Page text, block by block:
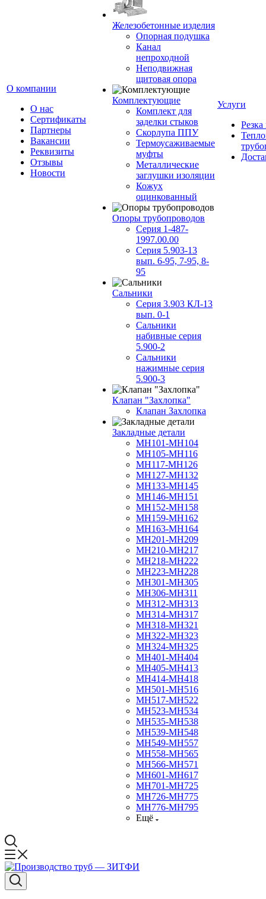
О компании
О нас
Сертификаты
Партнеры
Вакансии
Реквизиты
Отзывы
Новости
Железобетонные изделия
Опорная подушка
Канал
непроходной
Неподвижная
щитовая опора
Комплектующие
Комплект для
заделки стыков
Скорлупа ППУ
Термоусаживаемые
муфты
Металлические
заглушки изоляции
Кожух
оцинкованный
Опоры трубопроводов
Серия 1-487-
1997.00.00
Серия 5.903-13
вып. 6-95, 7-95, 8-
95
Сальники
Серия 3.903 КЛ-13
вып. 0-1
Сальники
набивные серия
5.900-2
Сальники
нажимные серия
5.900-3
Клапан "Захлопка"
Клапан Захлопка
Закладные детали
МН101-МН104
МН105-МН116
МН117-МН126
МН127-МН132
МН133-МН145
МН146-МН151
МН152-МН158
МН159-МН162
МН163-МН164
МН201-МН209
МН210-МН217
МН218-МН222
МН223-МН228
МН301-МН305
МН306-МН311
МН312-МН313
МН314-МН317
МН318-МН321
МН322-МН323
МН324-МН325
МН401-МН404
МН405-МН413
МН414-МН418
МН501-МН516
МН517-МН522
МН523-МН534
МН535-МН538
МН539-МН548
МН549-МН557
МН558-МН565
МН566-МН571
МН601-МН617
МН701-МН725
МН726-МН775
МН776-МН795
Ещё
Услуги
Резка